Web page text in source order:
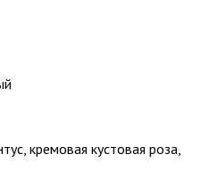
кремовая кустовая роза,